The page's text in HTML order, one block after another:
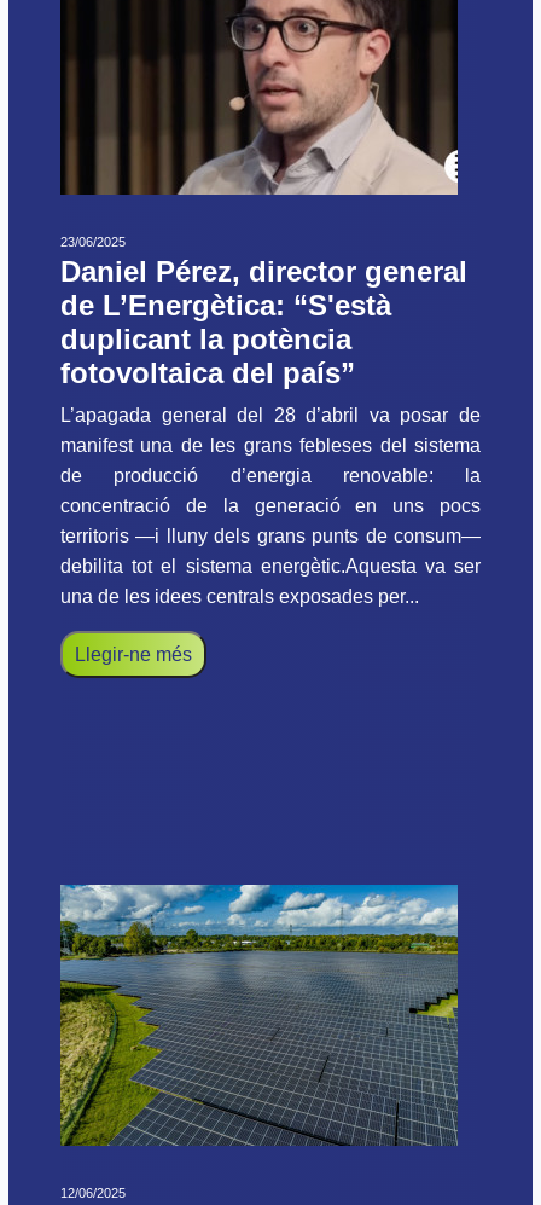
23/06/2025
Daniel Pérez, director general
de L’Energètica: “S'està
duplicant la potència
fotovoltaica del país”
L’apagada general del 28 d’abril va posar de
manifest una de les grans febleses del sistema
de producció d’energia renovable: la
concentració de la generació en uns pocs
territoris —i lluny dels grans punts de consum—
debilita tot el sistema energètic.Aquesta va ser
una de les idees centrals exposades per...
Llegir-ne més
12/06/2025